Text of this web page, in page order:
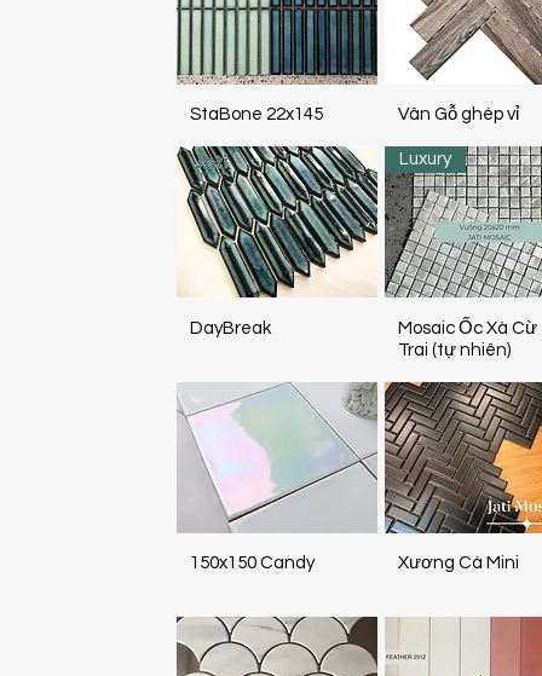
StaBone 22x145 Vân Gỗ ghép vỉ
DayBreak
Luxury
Mosaic Ốc Xà Cừ
Trai (tự nhiên)
150x150 Candy Xương Cá Mini